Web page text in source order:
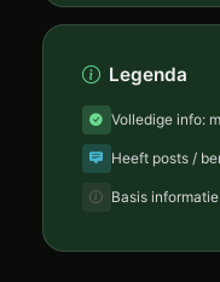
Legenda
Volledige info:
Heeft posts /
Basis